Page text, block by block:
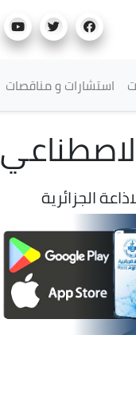
استشارات و مناقصات
الجزائرية